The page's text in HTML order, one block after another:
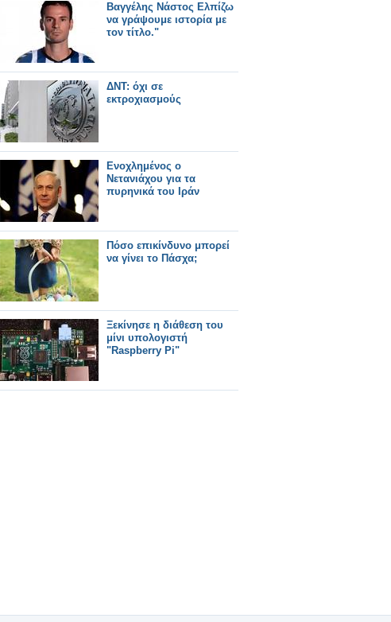
Βαγγέλης Νάστος Ελπίζω
να γράψουμε ιστορία με
τον τίτλο."
ΔΝΤ: όχι σε
εκτροχιασμούς
Ενοχλημένος ο
Νετανιάχου για τα
πυρηνικά του Ιράν
Πόσο επικίνδυνο μπορεί
να γίνει το Πάσχα;
Ξεκίνησε η διάθεση του
μίνι υπολογιστή
"Raspberry Pi"